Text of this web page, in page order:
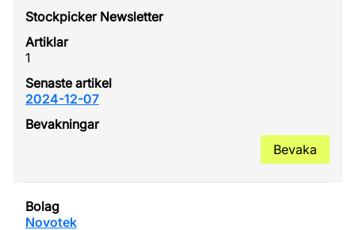
1
2024-12-07
Bevaka
Novotek